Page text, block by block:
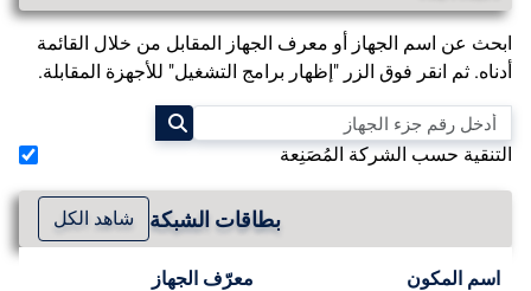
ابحث عن اسم الجهاز أو معرف الجهاز المقابل من خلال القائمة
أدناه. ثم انقر فوق الزر "إظهار برامج التشغيل" للأجهزة المقابلة.
التنقية حسب الشركة المُصَنِعة
بطاقات الشبكة شاهد الكل
اسم المكون معرّف الجهاز